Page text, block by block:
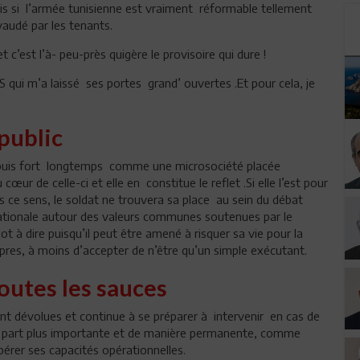
si l’armée tunisienne est vraiment réformable tellement
par les tenants.
l’à- peu-près quigère le provisoire qui dure !
m’a laissé ses portes grand’ ouvertes .Et pour cela, je
fort longtemps comme une microsociété placée
de celle-ci et elle en constitue le reflet .Si elle l’est pour
ce sens, le soldat ne trouvera sa place au sein du débat
autour des valeurs communes soutenues par le
dire puisqu’il peut être amené à risquer sa vie pour la
à moins d’accepter de n’être qu’un simple exécutant.
les sauces
dévolues et continue à se préparer à intervenir en cas de
plus importante et de manière permanente, comme
ses capacités opérationnelles.